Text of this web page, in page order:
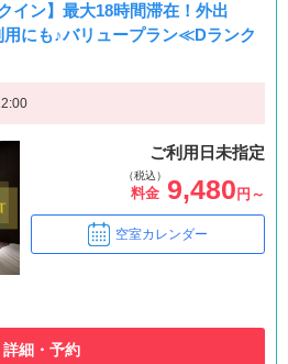
イン】最大18時間滞在！外出
にも♪バリュープラン≪Dランク
ご利用日未指定
（税込）
料金 9,480 円～
空室カレンダー
詳細・予約